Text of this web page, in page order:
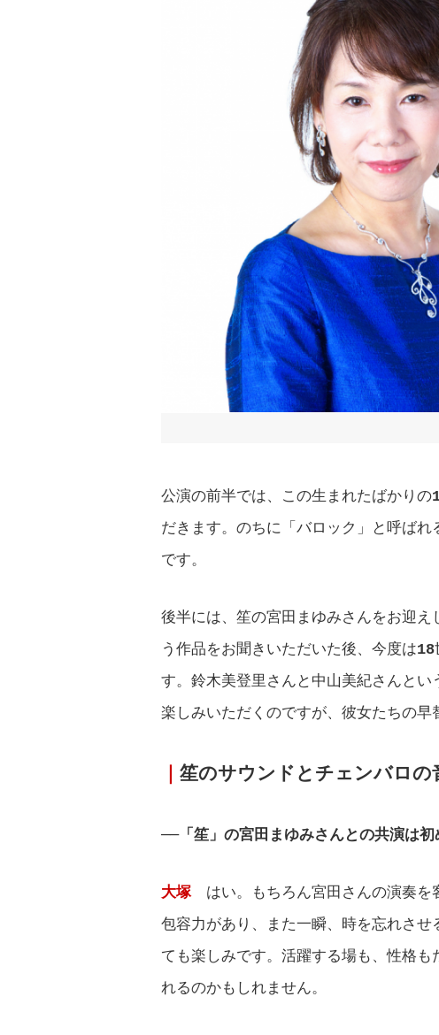
公演の前半では、この生まれたばかりの
だきます。のちに「バロック」と呼ば
です。
後半には、笙の宮田まゆみさんをお迎え
う作品をお聞きいただいた後、今度は18
す。鈴木美登里さんと中山美紀さんと
楽しみいただくのですが、彼女たちの早
笙のサウンドとチェンバロ
──「笙」の宮田まゆみさんとの共演は初
大塚
はい。もちろん宮田さんの演奏を
包容力があり、また一瞬、時を忘れさ
ても楽しみです。活躍する場も、性格
れるのかもしれません。